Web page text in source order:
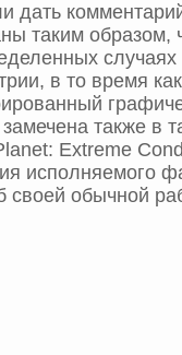
дать
таким образом,
в то время
также в
Extreme
исполняемого
своей обычной